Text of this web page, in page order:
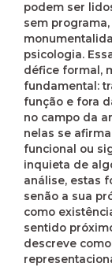
podem ser
sem
psicologia.
défice formal,
fundamental:
função e fora
no campo da
nelas se
funcional ou
inquieta de
análise, estas
senão a sua
como
sentido
descreve